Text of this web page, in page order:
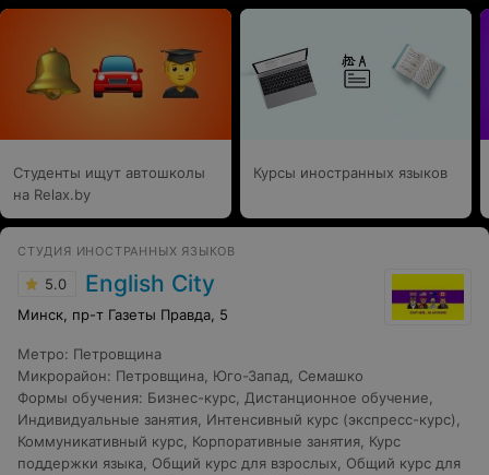
работают профессионалы своего дела, умеющие найти
свои силы. А проведение праздничных мероприятий
является отличным дополнением к обучению! Я вижу
результат и это самое лучшее доказательство, что
выбор сделан правильно! Спасибо Вам!До встречи в
Студенты ищут автошколы
на Relax.by
Курсы иностранных языков
СТУДИЯ ИНОСТРАННЫХ ЯЗЫКОВ
5.0 English City
Минск, пр-т Газеты Правда, 5
Метро: Петровщина
Микрорайон: Петровщина, Юго-Запад, Семашко
Формы обучения: Бизнес-курс, Дистанционное обучение,
Индивидуальные занятия, Интенсивный курс (экспресс-курс),
Коммуникативный курс, Корпоративные занятия, Курс
поддержки языка, Общий курс для взрослых, Общий курс для